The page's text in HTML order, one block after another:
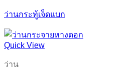
ว่านกระทู้เจ็ดแบก
Quick View
ว่าน